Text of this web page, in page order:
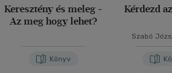
Keresztény és meleg -
Az meg hogy lehet?
Könyv
Kérdezd
Szabó